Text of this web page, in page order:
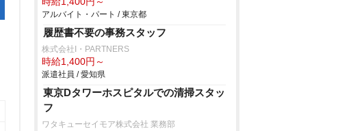
アルバイト・パート / 東京都
履歴書不要の事務スタッフ
株式会社I・PARTNERS
時給1,400円～
派遣社員 / 愛知県
東京Dタワーホスピタルでの清掃スタッ
フ
ワタキューセイモア株式会社 業務部